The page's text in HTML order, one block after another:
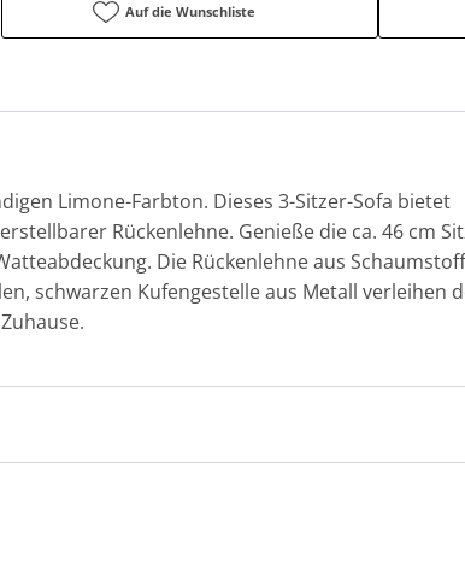
Auf die Wunschliste
Limone-Farbton. Dieses 3-Sitzer-Sofa bietet
Rückenlehne. Genieße die ca. 46 cm
Die Rückenlehne aus
schwarzen Kufengestelle aus Metall verleihen